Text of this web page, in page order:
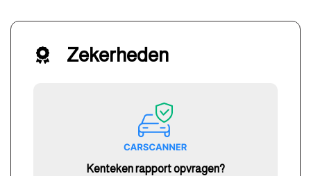
Zekerheden
Kenteken rapport opvragen?